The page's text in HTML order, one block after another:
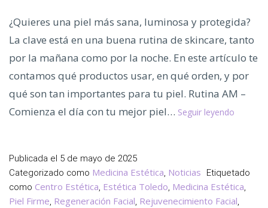
¿Quieres una piel más sana, luminosa y protegida?
La clave está en una buena rutina de skincare, tanto
por la mañana como por la noche. En este artículo te
contamos qué productos usar, en qué orden, y por
qué son tan importantes para tu piel. Rutina AM –
Comienza el día con tu mejor piel… Seguir leyendo
lo
que
Debes
Publicada el 5 de mayo de 2025
Categorizado como Medicina Estética, Noticias Etiquetado
como Centro Estética, Estética Toledo, Medicina Estética,
Piel Firme, Regeneración Facial, Rejuvenecimiento Facial,